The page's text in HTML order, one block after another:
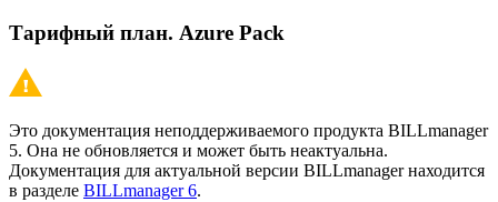
Тарифный план. Azure Pack
Это документация неподдерживаемого продукта BILLmanager
5. Она не обновляется и может быть неактуальна.
Документация для актуальной версии BILLmanager находится
в разделе BILLmanager 6.